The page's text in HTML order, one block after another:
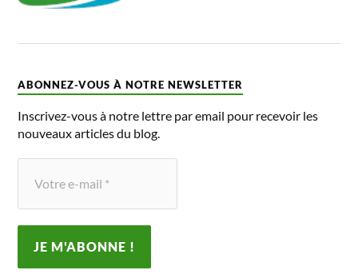
ABONNEZ-VOUS À NOTRE NEWSLETTER
Inscrivez-vous à notre lettre par email pour recevoir les
nouveaux articles du blog.